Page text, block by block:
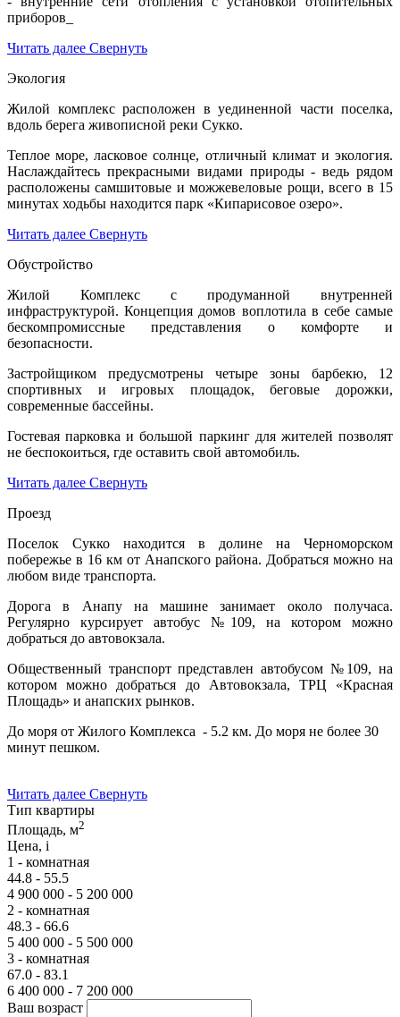
приборов_
Читать далее Свернуть
Экология
Жилой комплекс расположен в уединенной части поселка,
вдоль берега живописной реки Сукко.
Теплое море, ласковое солнце, отличный климат и экология.
Наслаждайтесь прекрасными видами природы - ведь рядом
расположены самшитовые и можжевеловые рощи, всего в 15
минутах ходьбы находится парк «Кипарисовое озеро».
Читать далее Свернуть
Обустройство
Жилой Комплекс с продуманной внутренней
инфраструктурой. Концепция домов воплотила в себе самые
бескомпромиссные представления о комфорте и
безопасности.
Застройщиком предусмотрены четыре зоны барбекю, 12
спортивных и игровых площадок, беговые дорожки,
современные бассейны.
Гостевая парковка и большой паркинг для жителей позволят
не беспокоиться, где оставить свой автомобиль.
Читать далее Свернуть
Проезд
Поселок Сукко находится в долине на Черноморском
побережье в 16 км от Анапского района. Добраться можно на
любом виде транспорта.
Дорога в Анапу на машине занимает около получаса.
Регулярно курсирует автобус №109, на котором можно
добраться до автовокзала.
Общественный транспорт представлен автобусом №109, на
котором можно добраться до Автовокзала, ТРЦ «Красная
Площадь» и анапских рынков.
До моря от Жилого Комплекса - 5.2 км. До моря не более 30
минут пешком.
Читать далее Свернуть
Тип квартиры
Площадь, м2
Цена, i
1 - комнатная
44.8 - 55.5
4 900 000 - 5 200 000
2 - комнатная
48.3 - 66.6
5 400 000 - 5 500 000
3 - комнатная
67.0 - 83.1
6 400 000 - 7 200 000
Ваш возраст